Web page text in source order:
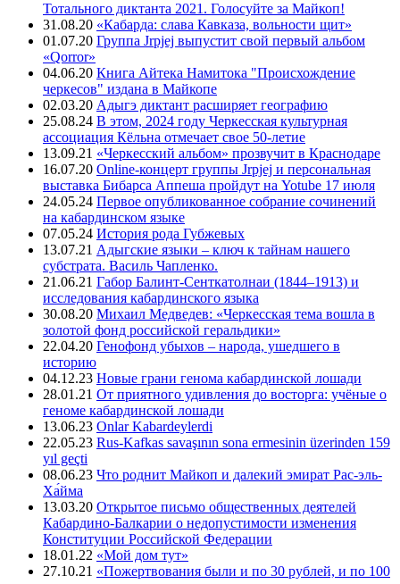
Тотального диктанта 2021. Голосуйте за Майкоп!
31.08.20 «Кабарда: слава Кавказа, вольности щит»
01.07.20 Группа Jrpjej выпустит свой первый альбом
«Qorror»
04.06.20 Книга Айтека Намитока "Происхождение
черкесов" издана в Майкопе
02.03.20 Адыгэ диктант расширяет географию
25.08.24 В этом, 2024 году Черкесская культурная
ассоциация Кёльна отмечает свое 50-летие
13.09.21 «Черкесский альбом» прозвучит в Краснодаре
16.07.20 Online-концерт группы Jrpjej и персональная
выставка Бибарса Аппеша пройдут на Yotube 17 июля
24.05.24 Первое опубликованное собрание сочинений
на кабардинском языке
07.05.24 История рода Губжевых
13.07.21 Адыгские языки – ключ к тайнам нашего
субстрата. Василь Чапленко.
21.06.21 Габор Балинт-Сенткатолнаи (1844–1913) и
исследования кабардинского языка
30.08.20 Михаил Медведев: «Черкесская тема вошла в
золотой фонд российской геральдики»
22.04.20 Генофонд убыхов – народа, ушедшего в
историю
04.12.23 Новые грани генома кабардинской лошади
28.01.21 От приятного удивления до восторга: учёные о
геноме кабардинской лошади
13.06.23 Onlar Kabardeylerdi
22.05.23 Rus-Kafkas savaşının sona ermesinin üzerinden 159
yıl geçti
08.06.23 Что роднит Майкоп и далекий эмират Рас-эль-
Ха́йма
13.03.20 Открытое письмо общественных деятелей
Кабардино-Балкарии о недопустимости изменения
Конституции Российской Федерации
18.01.22 «Мой дом тут»
27.10.21 «Пожертвования были и по 30 рублей, и по 100